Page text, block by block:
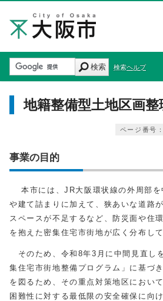
検索 検索ヘルプ
地籍整備型土地区画整
ページ番号
事業の目的
本市には、JR⼤阪環状線の外周部を
や建て詰まりに加えて、狭あいな道路
スペースが不⾜するなど、防災⾯や住
を抱えた密集住宅市街地が広く分布して
そのため、令和8年3月に中間見直し
集住宅市街地整備プログラム」に基づ
を図るため、その重点対策地区におい
困難性に対する最低限の安全確保に向